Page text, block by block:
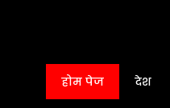
होम पेज देश